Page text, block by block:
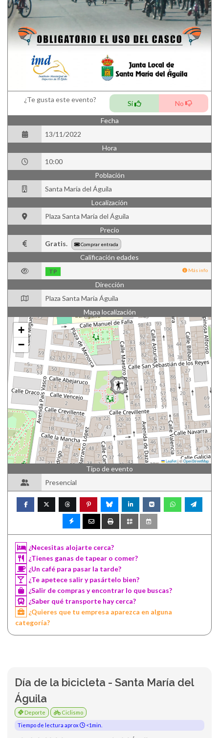
¿Te gusta este evento? Si No
Fecha
13/11/2022
Hora
10:00
Población
Santa María del Águila
Localización
Plaza Santa María del Águila
Precio
Gratis.
Comprar entrada
Calificación edades
TP Más info
Dirección
Plaza Santa María Águila
Mapa localización
+
−
Leaflet|©OpenStreetMap
Tipo de evento
Presencial
¿Necesitas alojarte cerca?
¿Tienes ganas de tapear o comer?
¿Un café para pasar la tarde?
¿Te apetece salir y pasártelo bien?
¿Salir de compras y encontrar lo que buscas?
¿Saber qué transporte hay cerca?
¿Quieres que tu empresa aparezca en alguna
categoría?
Día de la bicicleta - Santa María del
Águila
Deporte
Ciclismo
Tiempo de lectura aprox
<1min.